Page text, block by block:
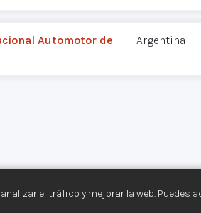
el tráfico y mejorar la web. Puedes
Automotor de
Argentina
Movimientos Armados©